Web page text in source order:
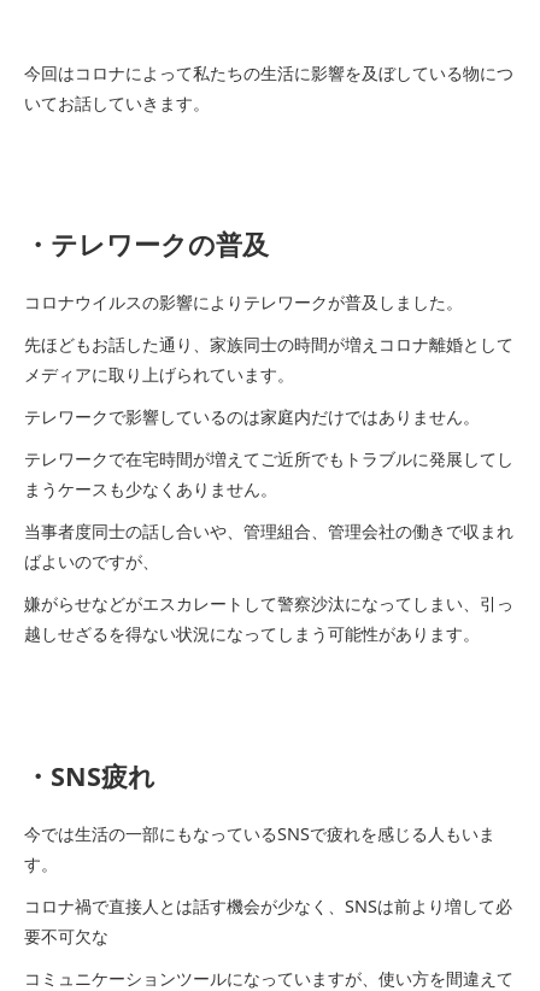
今回はコロナによって私たちの生活に影響を及ぼしている物につ
いてお話していきます。
・テレワークの普及
コロナウイルスの影響によりテレワークが普及しました。
先ほどもお話した通り、家族同士の時間が増えコロナ離婚として
メディアに取り上げられています。
テレワークで影響しているのは家庭内だけではありません。
テレワークで在宅時間が増えてご近所でもトラブルに発展してし
まうケースも少なくありません。
当事者度同士の話し合いや、管理組合、管理会社の働きで収まれ
ばよいのですが、
嫌がらせなどがエスカレートして警察沙汰になってしまい、引っ
越しせざるを得ない状況になってしまう可能性があります。
・SNS疲れ
今では生活の一部にもなっているSNSで疲れを感じる人もいま
す。
コロナ禍で直接人とは話す機会が少なく、SNSは前より増して必
要不可欠な
コミュニケーションツールになっていますが、使い方を間違えて